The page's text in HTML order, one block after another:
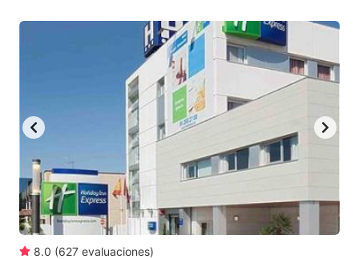
keyboard
shortcuts
for
changing
question
mark
to
the
keyboard
shortcuts
for
8.0 (627 evaluaciones)